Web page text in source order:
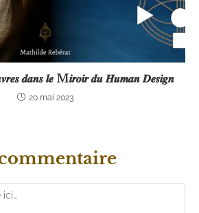
𝒅𝒂𝒏𝒔 𝒍𝒆 M𝒊𝒓𝒐𝒊𝒓 𝒅𝒖 𝑯𝒖𝒎𝒂𝒏 𝑫𝒆𝒔𝒊𝒈𝒏
20 mai 2023